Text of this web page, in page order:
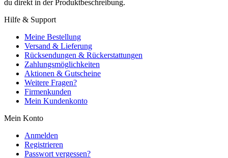
du direkt in der Produktbeschreibung.
Hilfe & Support
Meine Bestellung
Versand & Lieferung
Rücksendungen & Rückerstattungen
Zahlungsmöglichkeiten
Aktionen & Gutscheine
Weitere Fragen?
Firmenkunden
Mein Kundenkonto
Mein Konto
Anmelden
Registrieren
Passwort vergessen?